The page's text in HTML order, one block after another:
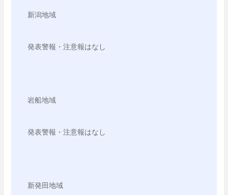
新潟地域
発表警報・注意報はなし
岩船地域
発表警報・注意報はなし
新発田地域